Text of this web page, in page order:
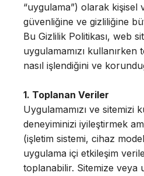
“uygulama”) olarak kişisel
güvenliğine ve gizliliğine
Bu Gizlilik Politikası, web
uygulamamızı
nasıl işlendiğini ve
1. Toplanan Veriler
Uygulamamızı ve sitemizi
deneyiminizi iyileştirmek
(işletim sistemi, cihaz
uygulama içi etkileşim
toplanabilir. Sitemize veya